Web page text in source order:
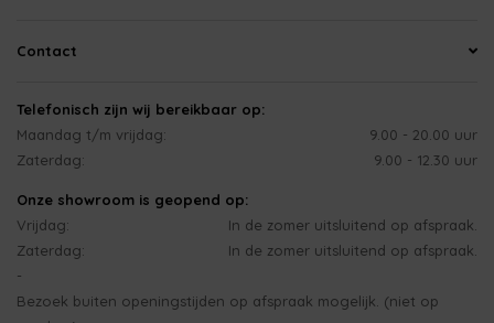
Contact
Telefonisch zijn wij bereikbaar op:
Maandag t/m vrijdag:
9.00 - 20.00 uur
Zaterdag:
9.00 - 12.30 uur
Onze showroom is geopend op:
Vrijdag:
In de zomer uitsluitend op afspraak.
Zaterdag:
In de zomer uitsluitend op afspraak.
-
Bezoek buiten openingstijden op afspraak mogelijk. (niet op